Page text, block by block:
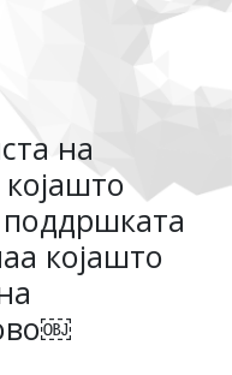
на
поддршката
којашто